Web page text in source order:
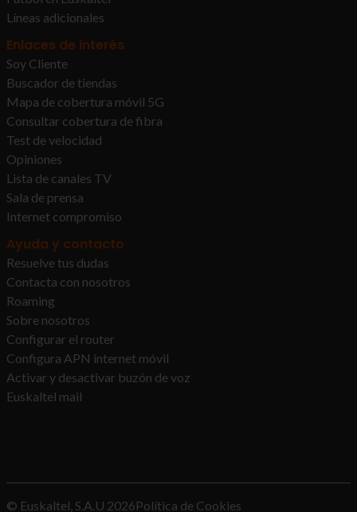
Líneas adicionales
Enlaces de interés
Soy Cliente
Buscador de tiendas
Mapa de cobertura móvil 5G
Consultar cobertura de fibra
Test de velocidad
Opiniones
Lista de canales TV
Sala de prensa
Internet compromiso
Ayuda y contacto
Resuelve tus dudas
Contacta con nosotros
Roaming
Sobre nosotros
Configurar el router
Configura APN internet móvil
Activar y desactivar buzón de voz
Euskaltel mail
© Euskaltel, S.A.U 2026Política de Cookies